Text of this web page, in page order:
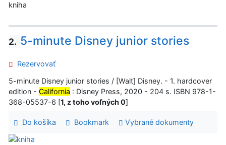
kniha
2. 5-minute Disney junior stories
Rezervovať
5-minute Disney junior stories / [Walt] Disney. - 1. hardcover
edition - California : Disney Press, 2020 - 204 s. ISBN 978-1-
368-05537-6 [1, z toho voľných 0]
Do košíka Bookmark Vybrané dokumenty